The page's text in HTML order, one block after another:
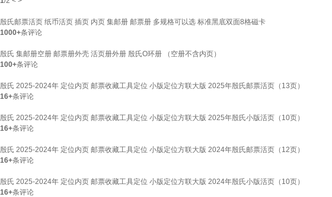
殷氏邮票活页 纸币活页 插页 内页 集邮册 邮票册 多规格可以选 标准黑底双面8格磁卡
1000+条评论
殷氏 集邮册空册 邮票册外壳 活页册外册 殷氏O环册 （空册不含内页）
100+条评论
殷氏 2025-2024年 定位内页 邮票收藏工具定位 小版定位方联大版 2025年殷氏邮票活页（13页）
16+条评论
殷氏 2025-2024年 定位内页 邮票收藏工具定位 小版定位方联大版 2025年殷氏小版活页（10页）
16+条评论
殷氏 2025-2024年 定位内页 邮票收藏工具定位 小版定位方联大版 2024年殷氏邮票活页（12页）
16+条评论
殷氏 2025-2024年 定位内页 邮票收藏工具定位 小版定位方联大版 2024年殷氏小版活页（10页）
16+条评论